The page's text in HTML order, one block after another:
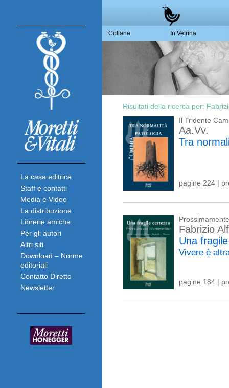
La casa editrice
Staff e contatti
Media e Video
La distribuzione
Librerie amiche
Per gli autori
Altri siti
Download – Norme
editoriali
Contatto Diretto
Newsletter
Collane In Vetrina
Risultati della ricerca per:
Il Tridente
Aa.Vv.
Tra
pagine 224 |
Prossimamente
Fabrizio
Una
Vivere è
pagine 184 |